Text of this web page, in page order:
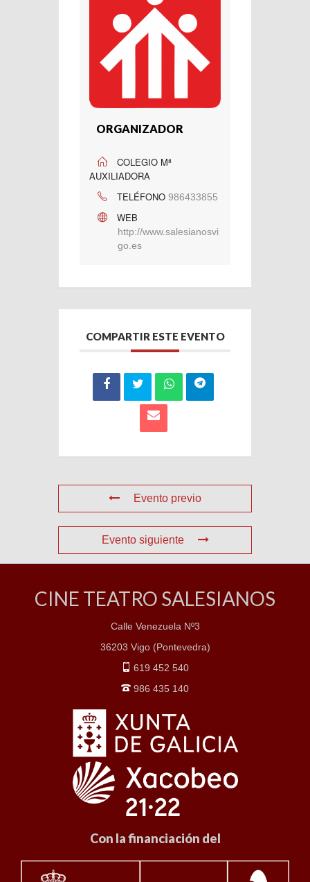
ORGANIZADOR
COLEGIO Mª
AUXILIADORA
TELÉFONO 986433855
WEB
http://www.salesianosvi
go.es
COMPARTIR ESTE EVENTO
Evento previo
Evento siguiente
CINE TEATRO SALESIANOS
Calle Venezuela Nº3
36203 Vigo (Pontevedra)
619 452 540
986 435 140
Con la financiación del